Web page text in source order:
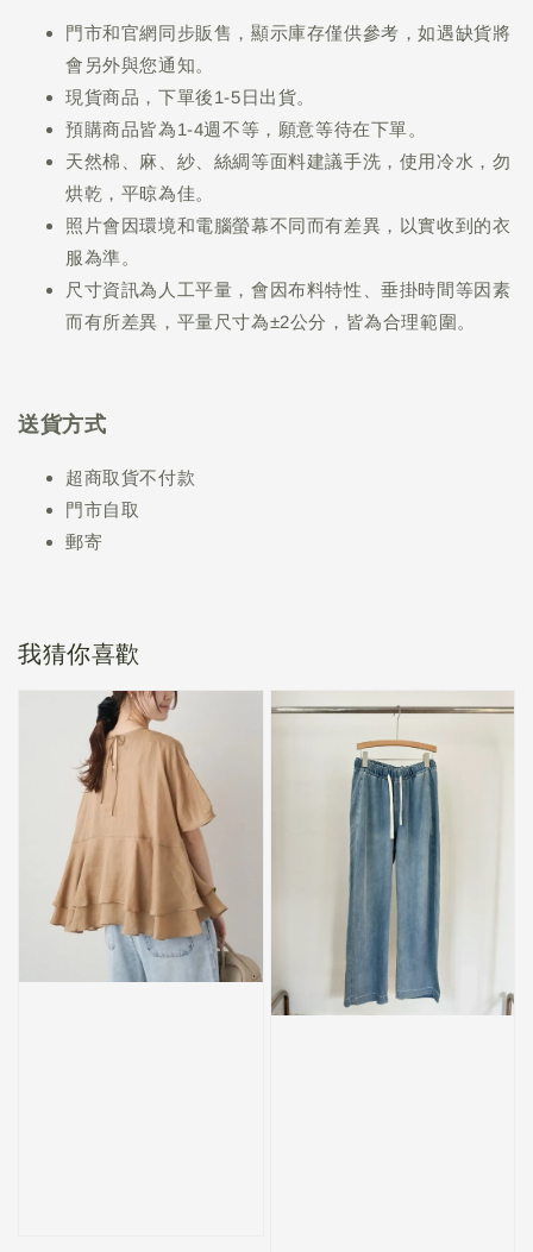
門市和官網同步販售，顯示庫存僅供參考，如遇缺貨將
會另外與您通知。
現貨商品，下單後1-5日出貨。
預購商品皆為1-4週不等，願意等待在下單。
天然棉、麻、紗、絲綢等面料建議手洗，使用冷水，勿
烘乾，平晾為佳。
照片會因環境和電腦螢幕不同而有差異，以實收到的衣
服為準。
尺寸資訊為人工平量，會因布料特性、垂掛時間等因素
而有所差異，平量尺寸為±2公分，皆為合理範圍。
送貨方式
超商取貨不付款
門市自取
郵寄
我猜你喜歡